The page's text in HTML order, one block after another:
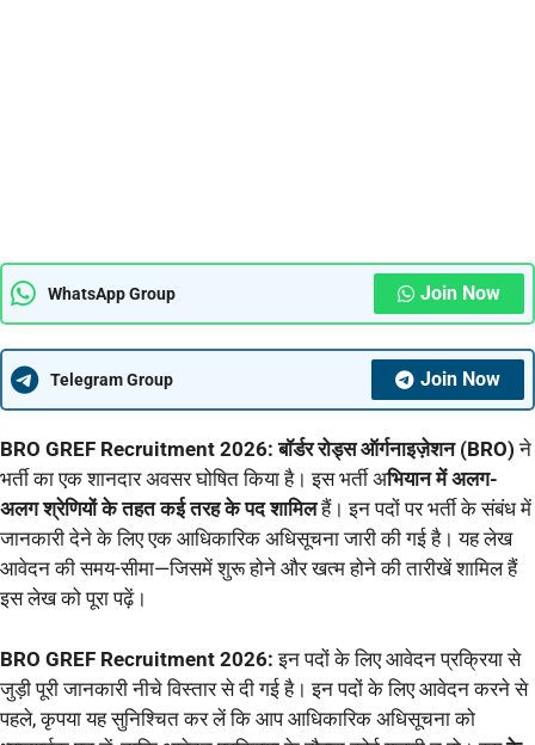
WhatsApp Group Join Now
Telegram Group Join Now
BRO GREF Recruitment 2026: बॉर्डर रोड्स ऑर्गनाइज़ेशन (BRO) ने
भर्ती का एक शानदार अवसर घोषित किया है। इस भर्ती अभियान में अलग-
अलग श्रेणियों के तहत कई तरह के पद शामिलहैं। इन पदों पर भर्ती के संबंध में
जानकारी देने के लिए एक आधिकारिक अधिसूचना जारी की गई है। यह लेख
आवेदन की समय-सीमा—जिसमें शुरू होने और खत्म होने की तारीखें शामिल हैं
इस लेख को पूरा पढ़ें।
BRO GREF Recruitment 2026:इन पदों के लिए आवेदन प्रक्रिया से
जुड़ी पूरी जानकारी नीचे विस्तार से दी गई है। इन पदों के लिए आवेदन करने से
पहले, कृपया यह सुनिश्चित कर लें कि आप आधिकारिक अधिसूचना को